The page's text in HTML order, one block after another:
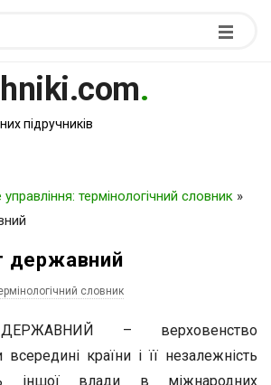
.
підручників
управління: термінологічний словник »
державний
словник
ДЕРЖАВНИЙ – верховенство
країни і її незалежність
іншої влади в міжнародних